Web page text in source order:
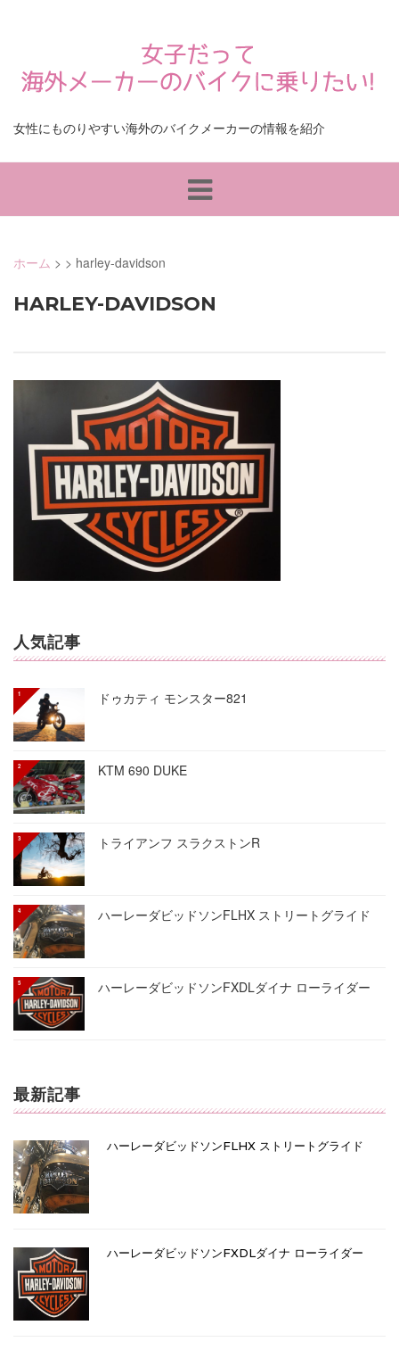
女性にものりやすい海外のバイクメーカーの情報を紹介
ホーム > > harley-davidson
HARLEY-DAVIDSON
人気記事
ドゥカティ モンスター821
KTM 690 DUKE
トライアンフ スラクストンR
ハーレーダビッドソンFLHX ストリートグライド
ハーレーダビッドソンFXDLダイナ ローライダー
最新記事
ハーレーダビッドソンFLHX ストリートグライド
ハーレーダビッドソンFXDLダイナ ローライダー